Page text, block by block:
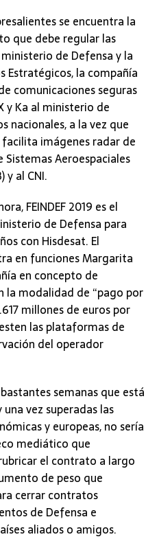
se encuentra la
que debe regular las
de Defensa y la
Estratégicos, la compañía
comunicaciones seguras
y Ka al ministerio de
nacionales, a la vez que
imágenes radar de
Aeroespaciales
y al CNI.
FEINDEF 2019 es el
de Defensa para
con Hisdesat. El
en funciones Margarita
en concepto de
la modalidad de “pago por
millones de euros por
las plataformas de
del operador
semanas que está
vez superadas las
y europeas, no sería
mediático que
el contrato a largo
de peso que
cerrar contratos
de Defensa e
aliados o amigos.